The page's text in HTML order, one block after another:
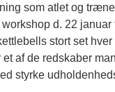
som atlet og
d. 22 januar
stort set
et af de redskaber
styrke